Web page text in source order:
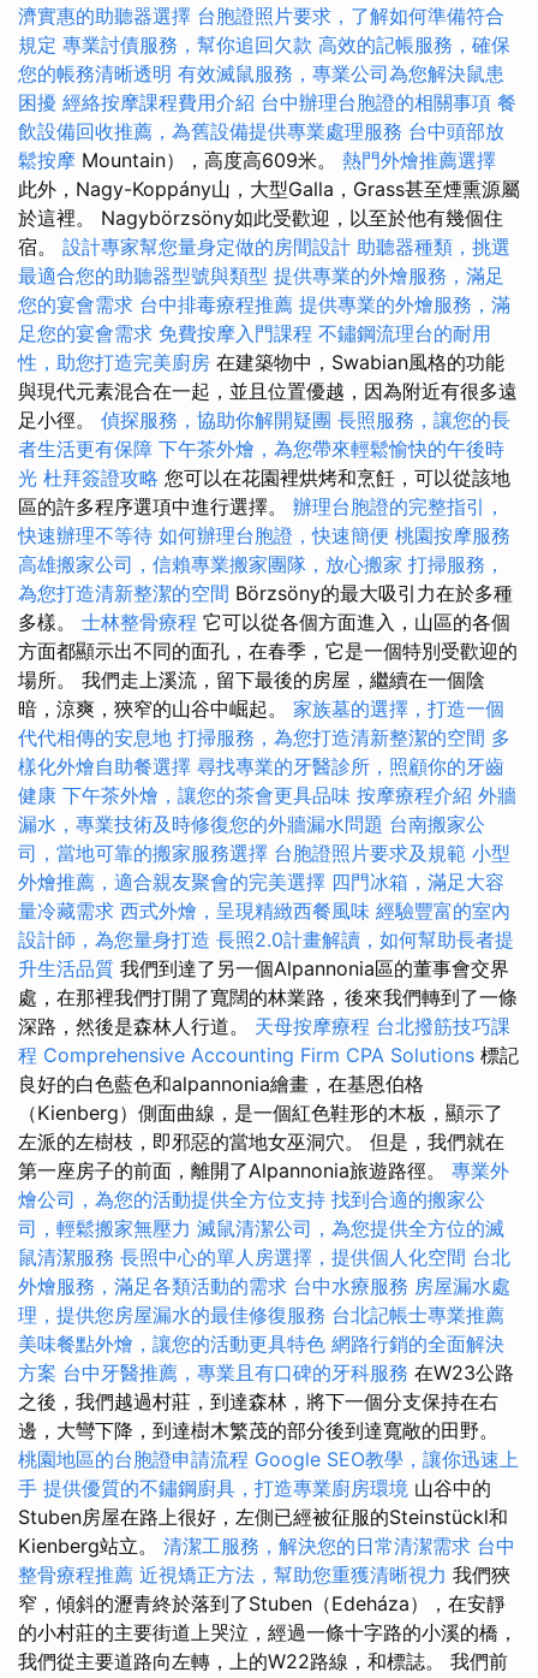
濟實惠的助聽器選擇 台胞證照片要求，了解如何準備符合
規定 專業討債服務，幫你追回欠款 高效的記帳服務，確保
您的帳務清晰透明 有效滅鼠服務，專業公司為您解決鼠患
困擾 經絡按摩課程費用介紹 台中辦理台胞證的相關事項 餐
飲設備回收推薦，為舊設備提供專業處理服務 台中頭部放
鬆按摩 Mountain），高度高609米。 熱門外燴推薦選擇
此外，Nagy-Koppány山，大型Galla，Grass甚至煙熏源屬
於這裡。 Nagybörzsöny如此受歡迎，以至於他有幾個住
宿。 設計專家幫您量身定做的房間設計 助聽器種類，挑選
最適合您的助聽器型號與類型 提供專業的外燴服務，滿足
您的宴會需求 台中排毒療程推薦 提供專業的外燴服務，滿
足您的宴會需求 免費按摩入門課程 不鏽鋼流理台的耐用
性，助您打造完美廚房 在建築物中，Swabian風格的功能
與現代元素混合在一起，並且位置優越，因為附近有很多遠
足小徑。 偵探服務，協助你解開疑團 長照服務，讓您的長
者生活更有保障 下午茶外燴，為您帶來輕鬆愉快的午後時
光 杜拜簽證攻略 您可以在花園裡烘烤和烹飪，可以從該地
區的許多程序選項中進行選擇。 辦理台胞證的完整指引，
快速辦理不等待 如何辦理台胞證，快速簡便 桃園按摩服務
高雄搬家公司，信賴專業搬家團隊，放心搬家 打掃服務，
為您打造清新整潔的空間 Börzsöny的最大吸引力在於多種
多樣。 士林整骨療程 它可以從各個方面進入，山區的各個
方面都顯示出不同的面孔，在春季，它是一個特別受歡迎的
場所。 我們走上溪流，留下最後的房屋，繼續在一個陰
暗，涼爽，狹窄的山谷中崛起。 家族墓的選擇，打造一個
代代相傳的安息地 打掃服務，為您打造清新整潔的空間 多
樣化外燴自助餐選擇 尋找專業的牙醫診所，照顧你的牙齒
健康 下午茶外燴，讓您的茶會更具品味 按摩療程介紹 外牆
漏水，專業技術及時修復您的外牆漏水問題 台南搬家公
司，當地可靠的搬家服務選擇 台胞證照片要求及規範 小型
外燴推薦，適合親友聚會的完美選擇 四門冰箱，滿足大容
量冷藏需求 西式外燴，呈現精緻西餐風味 經驗豐富的室內
設計師，為您量身打造 長照2.0計畫解讀，如何幫助長者提
升生活品質 我們到達了另一個Alpannonia區的董事會交界
處，在那裡我們打開了寬闊的林業路，後來我們轉到了一條
深路，然後是森林人行道。 天母按摩療程 台北撥筋技巧課
程 Comprehensive Accounting Firm CPA Solutions 標記
良好的白色藍色和alpannonia繪畫，在基恩伯格
（Kienberg）側面曲線，是一個紅色鞋形的木板，顯示了
左派的左樹枝，即邪惡的當地女巫洞穴。 但是，我們就在
第一座房子的前面，離開了Alpannonia旅遊路徑。 專業外
燴公司，為您的活動提供全方位支持 找到合適的搬家公
司，輕鬆搬家無壓力 滅鼠清潔公司，為您提供全方位的滅
鼠清潔服務 長照中心的單人房選擇，提供個人化空間 台北
外燴服務，滿足各類活動的需求 台中水療服務 房屋漏水處
理，提供您房屋漏水的最佳修復服務 台北記帳士專業推薦
美味餐點外燴，讓您的活動更具特色 網路行銷的全面解決
方案 台中牙醫推薦，專業且有口碑的牙科服務 在W23公路
之後，我們越過村莊，到達森林，將下一個分支保持在右
邊，大彎下降，到達樹木繁茂的部分後到達寬敞的田野。
桃園地區的台胞證申請流程 Google SEO教學，讓你迅速上
手 提供優質的不鏽鋼廚具，打造專業廚房環境 山谷中的
Stuben房屋在路上很好，左側已經被征服的Steinstückl和
Kienberg站立。 清潔工服務，解決您的日常清潔需求 台中
整骨療程推薦 近視矯正方法，幫助您重獲清晰視力 我們狹
窄，傾斜的瀝青終於落到了Stuben（Edeháza），在安靜
的小村莊的主要街道上哭泣，經過一條十字路的小溪的橋，
我們從主要道路向左轉，上的W22路線，和標誌。 我們前